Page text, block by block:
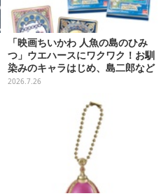
「映画ちいかわ 人魚の島のひみ
つ」ウエハースにワクワク！お馴
染みのキャラはじめ、島二郎など
セイレーン編カード全22種
2026.7.26